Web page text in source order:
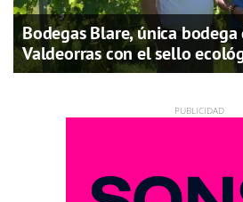
Bodegas Blare, única bodega
Valdeorras con el sello